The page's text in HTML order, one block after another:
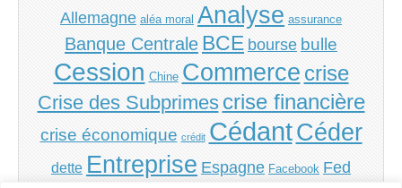
Allemagne aléa moral Analyse assurance
Banque Centrale BCE bourse bulle
Cession Chine Commerce crise
Crise des Subprimes crise financière
crise économique crédit CédantCéder
dette Entreprise Espagne Facebook Fed